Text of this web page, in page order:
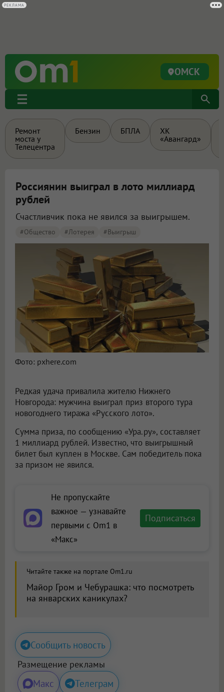
ОМСК
Ремонт
моста у
Телецентра
Бензин БПЛА
ХК
«Авангард»
Россиянин выиграл в лото миллиард
рублей
Счастливчик пока не явился за выигрышем.
#Общество #лотерея #выигрыш
Фото: pxhere.com
Редкая удача привалила жителю Нижнего
Новгорода: мужчина выиграл приз второго тура
новогоднего тиража «Русского лото».
Сумма приза, по сообщению «Ура.ру», составляет
1 миллиард рублей. Известно, что выигрышный
билет был куплен в Москве. Сам победитель пока
за призом не явился.
Не пропускайте
важное — узнавайте
первыми с Om1 в
«Макс»
Подписаться
Читайте также на портале Om1.ru
Майор Гром и Чебурашка: что посмотреть
на январских каникулах?
Сообщить новость
Размещение рекламы
Макс Телеграм
РЕКЛАМА